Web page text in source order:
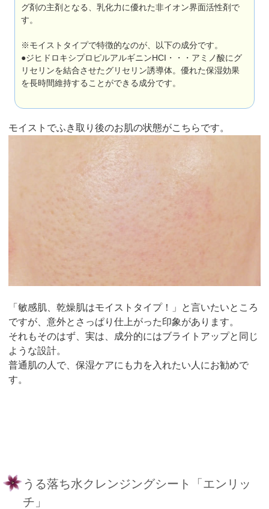
グ剤の主剤となる、乳化力に優れた非イオン界面活性剤で
す。
※モイストタイプで特徴的なのが、以下の成分です。
●ジヒドロキシプロピルアルギニンHCI・・・アミノ酸にグ
リセリンを結合させたグリセリン誘導体。優れた保湿効果
を長時間維持することができる成分です。
モイストでふき取り後のお肌の状態がこちらです。
「敏感肌、乾燥肌はモイストタイプ！」と言いたいところ
ですが、意外とさっぱり仕上がった印象があります。
それもそのはず、実は、成分的にはブライトアップと同じ
ような設計。
普通肌の人で、保湿ケアにも力を入れたい人にお勧めで
す。
うる落ち水クレンジングシート「エンリッ
チ」